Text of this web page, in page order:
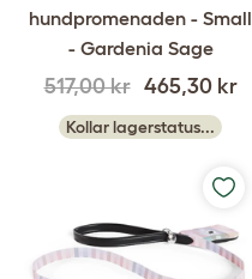
hundpromenaden - Small
- Gardenia Sage
517,00 kr 465,30 kr
Kollar lagerstatus...